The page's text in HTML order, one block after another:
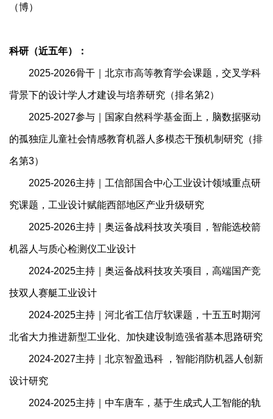
（博）
科研（近五年）：
2025-2026骨干｜北京市高等教育学会课题，交叉学科
背景下的设计学人才建设与培养研究（排名第2）
2025-2027参与｜国家自然科学基金面上，脑数据驱动
的孤独症儿童社会情感教育机器人多模态干预机制研究（排
名第3）
2025-2026主持｜工信部国合中心工业设计领域重点研
究课题，工业设计赋能西部地区产业升级研究
2025-2026主持｜奥运备战科技攻关项目，智能选校箭
机器人与质心检测仪工业设计
2024-2025主持｜奥运备战科技攻关项目，高端国产竞
技双人赛艇工业设计
2024-2025主持｜河北省工信厅软课题，十五五时期河
北省大力推进新型工业化、加快建设制造强省基本思路研究
2024-2027主持｜北京智盈迅科 ，智能消防机器人创新
设计研究
2024-2025主持｜中车唐车，基于生成式人工智能的轨